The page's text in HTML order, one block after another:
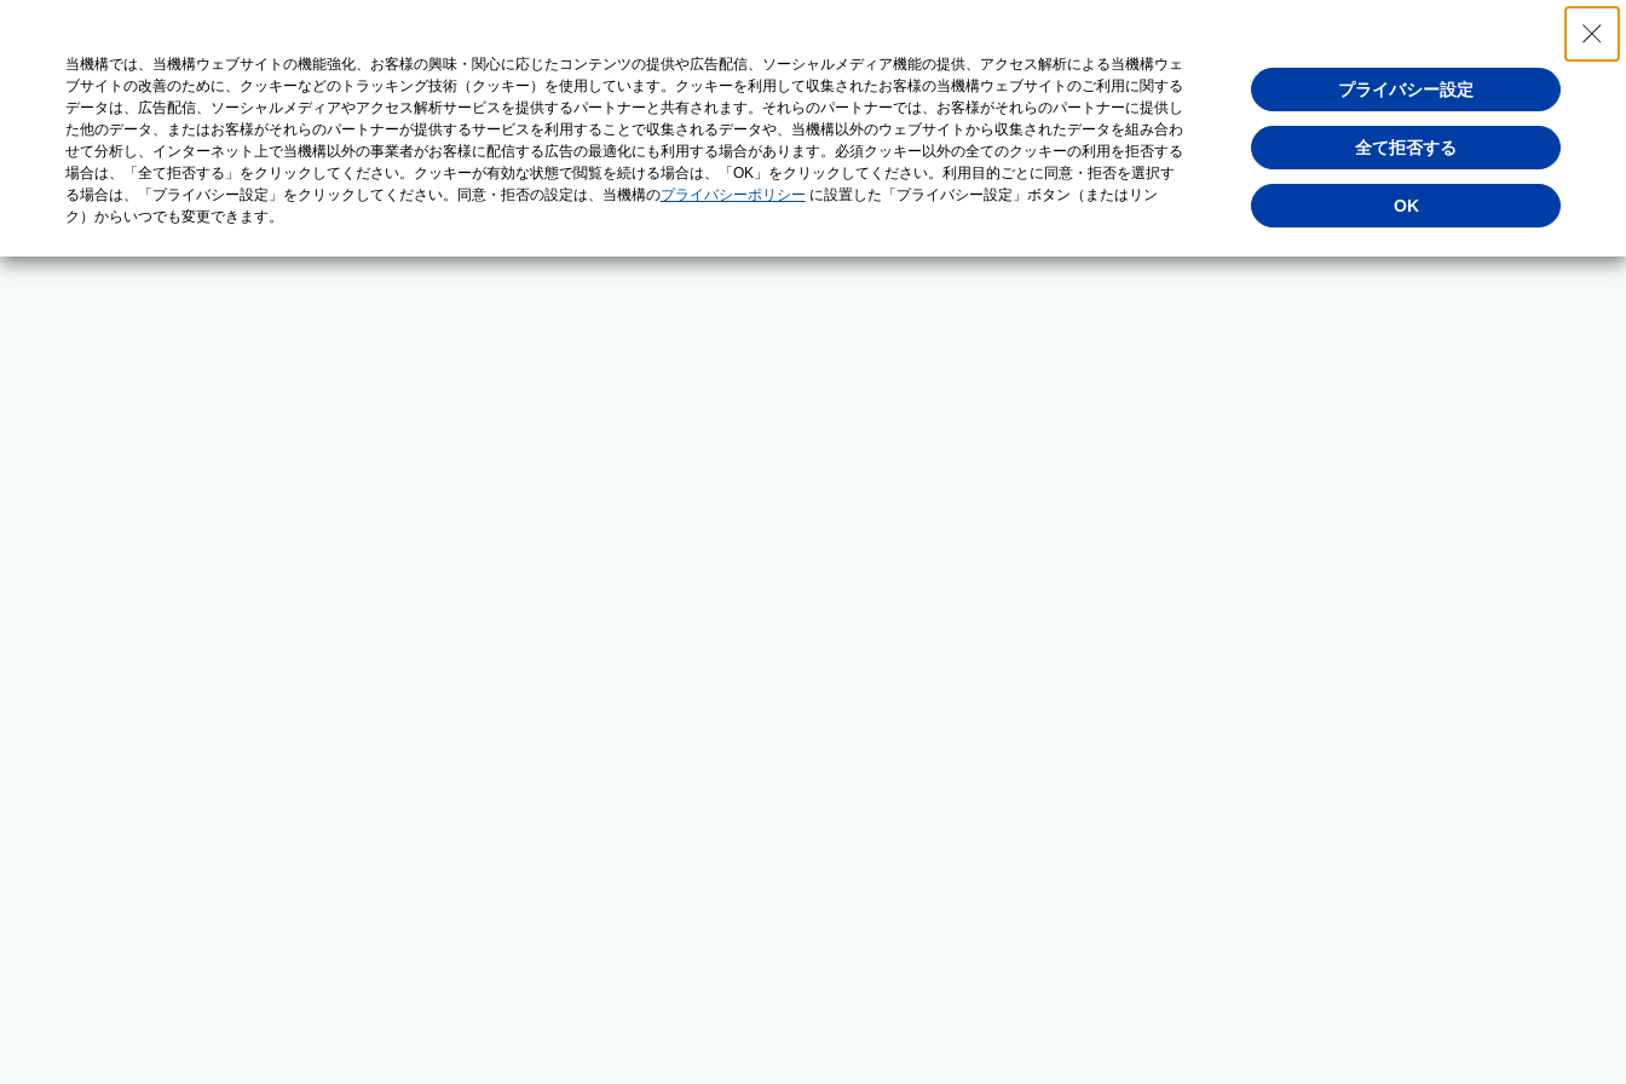
当機構では、当機構ウェブサイトの機能強化、お客様の興味・関心に応じたコンテンツの提供や広告配信、ソーシャルメディア機能の提供、アクセス解析による当機構ウェ
ブサイトの改善のために、クッキーなどのトラッキング技術（クッキー）を使用しています。クッキーを利用して収集されたお客様の当機構ウェブサイトのご利用に関する
データは、広告配信、ソーシャルメディアやアクセス解析サービスを提供するパートナーと共有されます。それらのパートナーでは、お客様がそれらのパートナーに提供し
た他のデータ、またはお客様がそれらのパートナーが提供するサービスを利用することで収集されるデータや、当機構以外のウェブサイトから収集されたデータを組み合わ
せて分析し、インターネット上で当機構以外の事業者がお客様に配信する広告の最適化にも利用する場合があります。必須クッキー以外の全てのクッキーの利用を拒否する
場合は、「全て拒否する」をクリックしてください。クッキーが有効な状態で閲覧を続ける場合は、「OK」をクリックしてください。利用目的ごとに同意・拒否を選択す
る場合は、「プライバシー設定」をクリックしてください。同意・拒否の設定は、当機構のプライバシーポリシー に設置した「プライバシー設定」ボタン（またはリン
ク）からいつでも変更できます。
プライバシー設定
全て拒否する
OK